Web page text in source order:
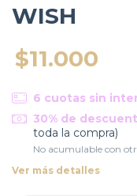
WISH
$11.000
6 cuotas sin
30% de
toda la compra)
No acumulable con
Ver más detalles